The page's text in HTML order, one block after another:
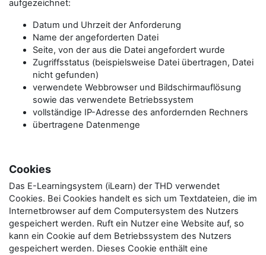
aufgezeichnet:
Datum und Uhrzeit der Anforderung
Name der angeforderten Datei
Seite, von der aus die Datei angefordert wurde
Zugriffsstatus (beispielsweise Datei übertragen, Datei
nicht gefunden)
verwendete Webbrowser und Bildschirmauflösung
sowie das verwendete Betriebssystem
vollständige IP-Adresse des anfordernden Rechners
übertragene Datenmenge
Cookies
Das E-Learningsystem (iLearn) der THD verwendet
Cookies. Bei Cookies handelt es sich um Textdateien, die im
Internetbrowser auf dem Computersystem des Nutzers
gespeichert werden. Ruft ein Nutzer eine Website auf, so
kann ein Cookie auf dem Betriebssystem des Nutzers
gespeichert werden. Dieses Cookie enthält eine